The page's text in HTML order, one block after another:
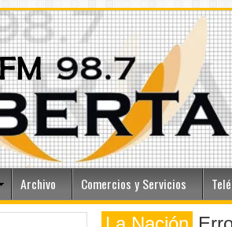
Archivo Comercios y Servicios